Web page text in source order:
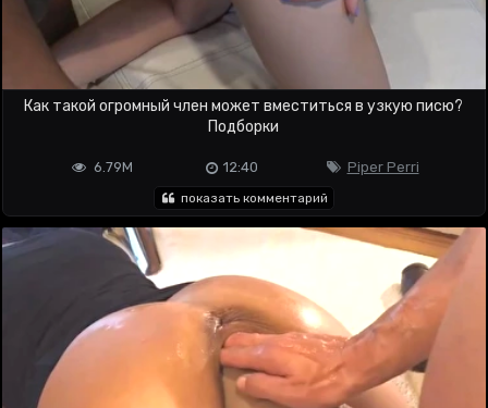
Как такой огромный член может вместиться в узкую писю?
Подборки
Piper Perri
12:40
6.79M
показать комментарий